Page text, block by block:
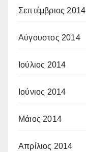
Σεπτέμβριος 2014
Αύγουστος 2014
Ιούλιος 2014
Ιούνιος 2014
Μάιος 2014
Απρίλιος 2014